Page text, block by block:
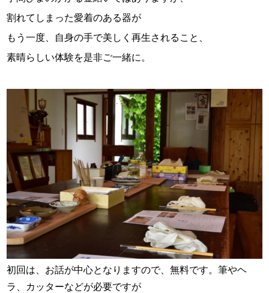
割れてしまった愛着のある器が
もう一度、自身の手で美しく再生されること、
素晴らしい体験を是非ご一緒に。
初回は、お話が中心となりますので、無料です。筆やヘ
ラ、カッターなどが必要ですが